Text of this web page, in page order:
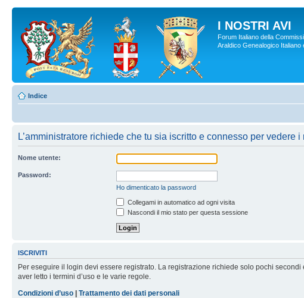
I NOSTRI AVI
Forum Italiano della
Araldico Genealogico Italiano
Indice
L’amministratore richiede che tu sia iscritto e connesso per vedere i
Nome utente:
Password:
Ho dimenticato la password
Collegami in automatico ad ogni visita
Nascondi il mio stato per questa sessione
ISCRIVITI
Per eseguire il login devi essere registrato. La registrazione richiede solo pochi
aver letto i termini d’uso e le varie regole.
Condizioni d’uso | Trattamento dei dati personali